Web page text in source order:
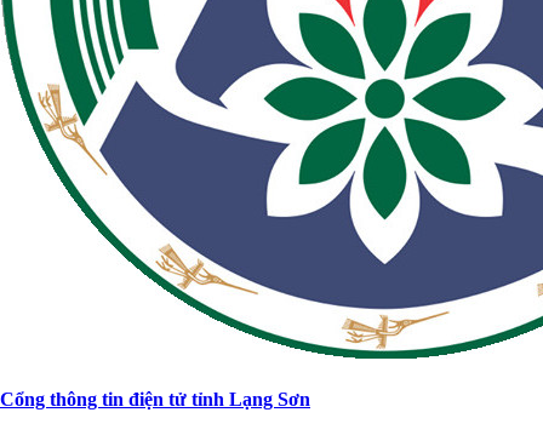
Cổng thông tin điện tử tỉnh Lạng Sơn